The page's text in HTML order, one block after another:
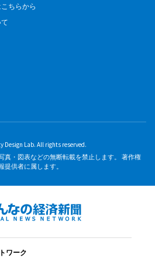
ちらから
Design Lab. All rights reserved.
真・図表などの無断転載を禁止します。 著作権
供者に属します。
ワーク